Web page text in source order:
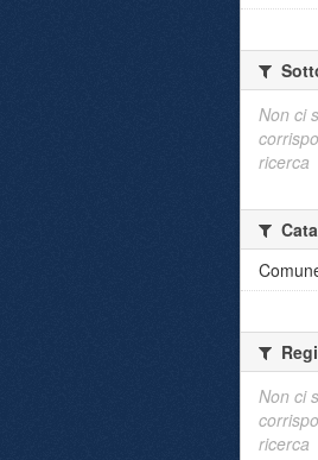
Non ci
ricerca
Non ci
ricerca